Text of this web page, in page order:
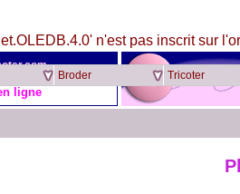
n'est pas inscrit sur
ligne
Broder Tricoter